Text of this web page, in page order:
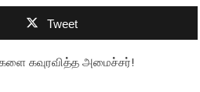
Tweet
கவுரவித்த அமைச்சர்!